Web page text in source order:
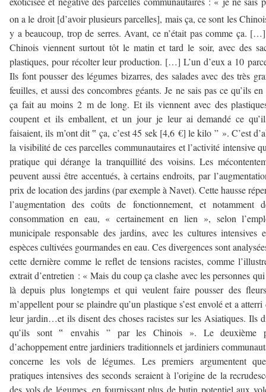
on a le droit [d’avoir plusieurs parcelles], mais ça, ce sont les
y a beaucoup, trop de serres. Avant, ce n’était pas comme ça.
Chinois viennent surtout tôt le matin et tard le soir, avec des
plastiques, pour récolter leur production. […] L’un d’eux a 10
Ils font pousser des légumes bizarres, des salades avec des très
feuilles, et aussi des concombres géants. Je ne sais pas ce qu’ils
ça fait au moins 2 m de long. Et ils viennent avec des
coupent et ils emballent, et un jour je leur ai demandé ce
faisaient, ils m’ont dit ‟ ça, c’est 45 sek [4,6 €] le kilo ” ». C’est
la visibilité de ces parcelles communautaires et l’activité intensive
pratique qui dérange la tranquillité des voisins. Les
peuvent aussi être accentués, à certains endroits, par
prix de location des jardins (par exemple à Navet). Cette hausse
l’augmentation des coûts de fonctionnement, et notamment
consommation en eau, « certainement en lien », selon
municipale responsable des jardins, avec les cultures intensives
espèces cultivées gourmandes en eau. Ces divergences sont
cette dernière comme le reflet de tensions racistes, comme
extrait d’entretien : « Mais du coup ça clashe avec les personnes
là depuis plus longtemps et qui veulent faire pousser des
m’appellent pour se plaindre qu’un plastique s’est envolé et a atterri
leur jardin…et ils disent des choses racistes sur les Asiatiques. Ils
qu’ils sont ‟ envahis ” par les Chinois ». Le deuxième
d’achoppement entre jardiniers traditionnels et jardiniers
concerne les vols de légumes. Les premiers argumentent
pratiques intensives des seconds seraient à l’origine de la